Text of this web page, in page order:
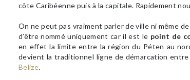
côte Caribéenne puis à la capitale. Rapidement
On ne peut pas vraiment parler de ville ni même
d’être nommé uniquement car il est le point de
en effet la limite entre la région du Péten au
devient la traditionnel ligne de démarcation entre
Belize.